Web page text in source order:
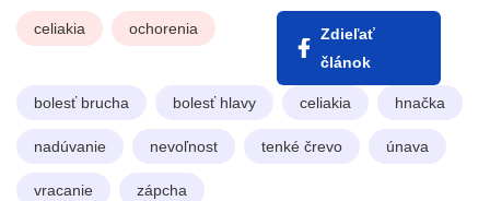
celiakia ochorenia
Zdieľať
článok
bolesť brucha bolesť hlavy celiakia hnačka
nadúvanie nevoľnost tenké črevo únava
vracanie zápcha